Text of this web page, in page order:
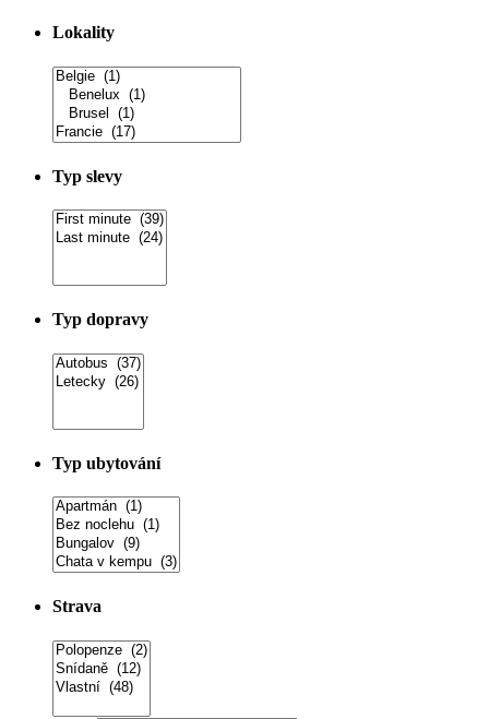
Lokality
Typ slevy
Typ dopravy
Typ ubytování
Strava